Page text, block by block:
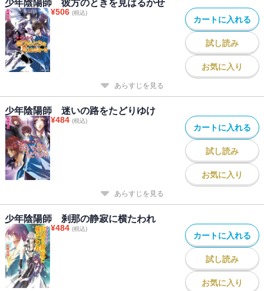
少年陰陽師 彼方のときを見はるかせ
¥506 (税込)
カートに入れる
試し読み
お気に入り
あらすじを見る
少年陰陽師 迷いの路をたどりゆけ
¥484 (税込)
カートに入れる
試し読み
お気に入り
あらすじを見る
少年陰陽師 刹那の静寂に横たわれ
¥484 (税込)
カートに入れる
試し読み
お気に入り